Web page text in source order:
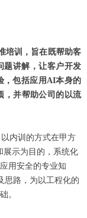
培训，旨在既帮助客
题讲解，让客户开发
，包括应用AI本身的
，并帮助公司的以流
内训的方式在甲方
展示为目的，系统化
用安全的专业知
思路，为以工程化的
。